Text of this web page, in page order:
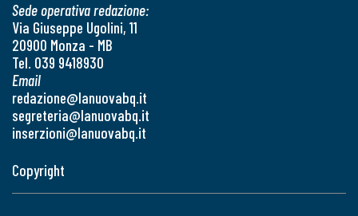
Sede operativa redazione:
Via Giuseppe Ugolini, 11
20900 Monza - MB
Tel. 039 9418930
Email
redazione@lanuovabq.it
segreteria@lanuovabq.it
inserzioni@lanuovabq.it
Copyright